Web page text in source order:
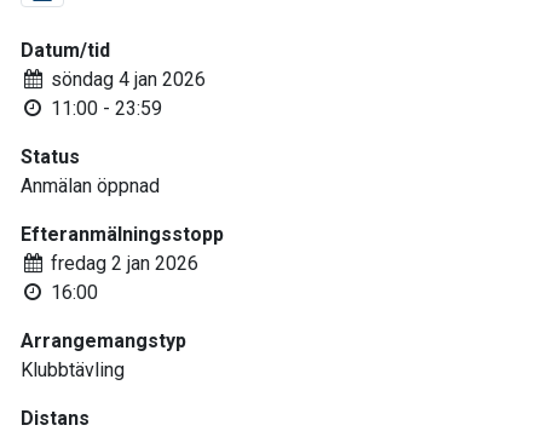
Datum/tid
söndag 4 jan 2026
11:00 - 23:59
Status
Anmälan öppnad
Efteranmälningsstopp
fredag 2 jan 2026
16:00
Arrangemangstyp
Klubbtävling
Distans